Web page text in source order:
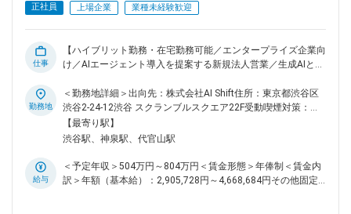
規模エンプラ案件で勝ち筋を作りやすい。 ※1：企業の生成AI
shift.co.jp/4965 ■出向先情報： 株式会社AI Shiftへ在籍出向と
なります。 出向先企業：株式会社AI Shift 勤務地（本社）：東
HP https://www.ai-shift.co.jp/ ▼公式note
https://note.com/ai_shift 変更の範囲：会社の定める業務
正社員 上場企業 業種未経験歓迎
仕事
【ハイブリット勤務・在宅勤務可能／エンタープライズ企業向
け／AIエージェント導入を提案する新規法人営業／生成AIとい
容： エンタープライズ企業向けに、AIエージェント導入を提
案する新規法人営業をお任せします。AIを通じて企業の業務変
革をリードし、「生成AIを武器にする営業」を実践いただきま
す。 サイバーエージェントグループ内でもAI導入が積極的に
効果があるのか等、実例が伝えることができ提案しやすい環境
でもあります。 また、提案内容については一気通貫でのご支
勤務地
＜勤務地詳細＞出向先：株式会社AI Shift住所：東京都渋谷区
渋谷2-24-12渋谷 スクランブルスクエア22F受動喫煙対策：屋
内全面禁煙変更の範囲：会社の定める事業所（リモートワーク
含む）
【最寄り駅】
渋谷駅、神泉駅、代官山駅
給与
＜予定年収＞504万円～804万円＜賃金形態＞年俸制＜賃金内
訳＞年額（基本給）：2,905,728円～4,668,684円その他固定